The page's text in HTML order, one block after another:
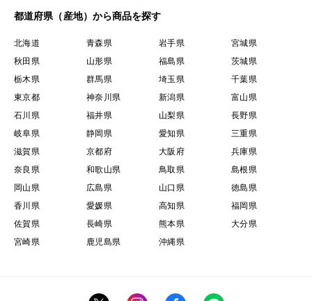
都道府県（産地）から商品を探す
北海道 青森県 岩手県
宮城県
秋田県
山形県 福島県
茨城県
栃木県
群馬県 埼玉県
千葉県
東京都
神奈川県 新潟県
富山県
石川県
福井県 山梨県
長野県
岐阜県
静岡県 愛知県
三重県
滋賀県
京都府 大阪府
兵庫県
奈良県
和歌山県 鳥取県
島根県
岡山県
広島県 山口県
徳島県
香川県
愛媛県 高知県
福岡県
佐賀県
長崎県 熊本県
大分県
宮崎県
鹿児島県 沖縄県